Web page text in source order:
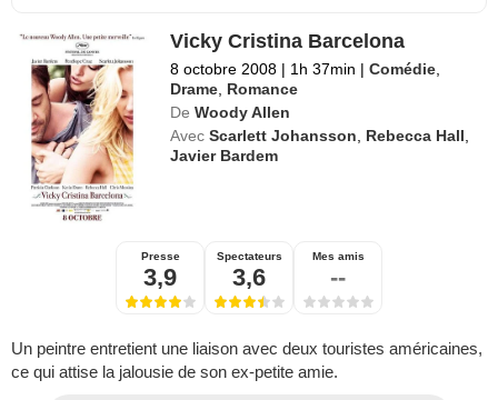
Vicky Cristina Barcelona
8 octobre 2008 | 1h 37min | Comédie
Drame Romance
De Woody Allen
Avec Scarlett Johansson Rebecca Hall
Javier Bardem
Presse
3,9
Spectateurs
3,6
Mes amis
--
Un peintre entretient une liaison avec deux touristes américaines,
ce qui attise la jalousie de son ex-petite amie.